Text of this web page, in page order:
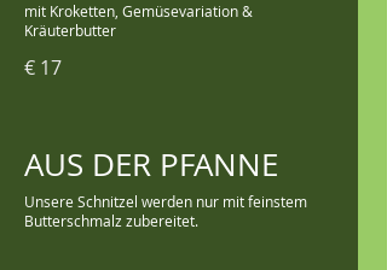
mit Kroketten, Gemüsevariation &
Kräuterbutter
€ 17
AUS DER PFANNE
Unsere Schnitzel werden nur mit feinstem
Butterschmalz zubereitet.